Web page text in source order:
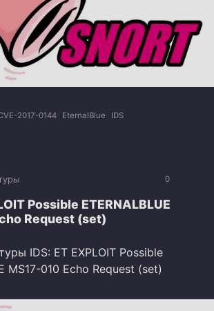
2017-0144 EternalBlue IDS
0
Possible ETERNALBLUE
Request (set)
IDS: ET EXPLOIT Possible
MS17-010 Echo Request (set)